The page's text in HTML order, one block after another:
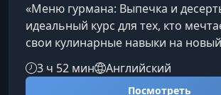
«Меню гурмана: Выпечка и
идеальный курс для тех, кто
свои кулинарные навыки на
научиться создавать
Откройте секреты
3 ч 52 мин Английский
Посмотреть